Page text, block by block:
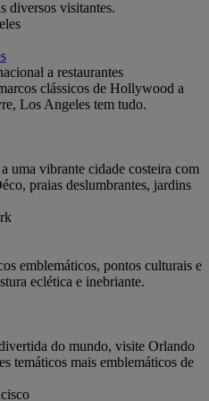
diversos visitantes.
a restaurantes
clássicos de Hollywood a
Los Angeles tem tudo.
uma vibrante cidade costeira com
praias deslumbrantes, jardins
emblemáticos, pontos culturais e
eclética e inebriante.
do mundo, visite Orlando
temáticos mais emblemáticos de